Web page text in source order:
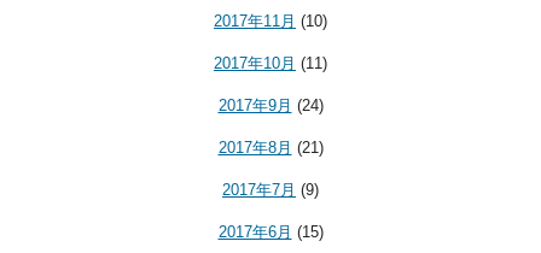
2017年11月 (10)
2017年10月 (11)
2017年9月 (24)
2017年8月 (21)
2017年7月 (9)
2017年6月 (15)